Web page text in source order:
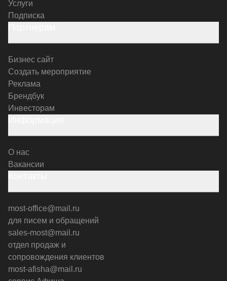
Услуги
Подписка
Бизнес сайт
Создать мероприятие
Реклама
Брендбук
Инвесторам
О нас
Вакансии
most-office@mail.ru
для писем и обращений
sales-most@mail.ru
отдел продаж и
сопровождения клиентов
most-afisha@mail.ru